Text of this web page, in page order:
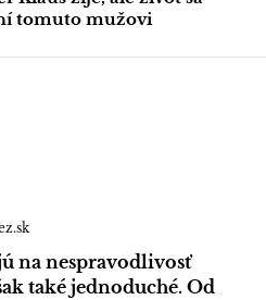
tomuto mužovi
na nespravodlivosť
také jednoduché. Od